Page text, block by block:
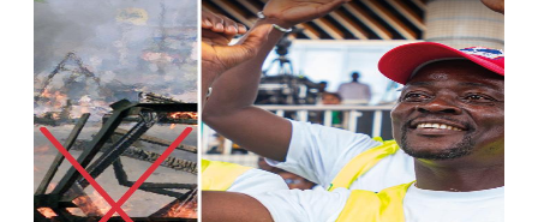
22 avr. 2026, 16:41
Des bureaux ravagés dans un
incendie survenu à la mairie...
AIP
10 avr. 2026, 09:48
Nommé Médiateur de la
République, Gaoussou Touré prend
officiellement fonction